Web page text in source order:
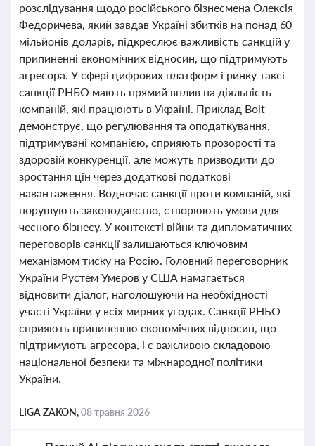
розслідування щодо російського бізнесмена Олексія
Федоричева, який завдав Україні збитків на понад 60
мільйонів доларів, підкреслює важливість санкцій у
припиненні економічних відносин, що підтримують
агресора. У сфері цифрових платформ і ринку таксі
санкції РНБО мають прямий вплив на діяльність
компаній, які працюють в Україні. Приклад Bolt
демонструє, що регулювання та оподаткування,
підтримувані компанією, сприяють прозорості та
здоровій конкуренції, але можуть призводити до
зростання цін через додаткові податкові
навантаження. Водночас санкції проти компаній, які
порушують законодавство, створюють умови для
чесного бізнесу. У контексті війни та дипломатичних
переговорів санкції залишаються ключовим
механізмом тиску на Росію. Головний переговорник
України Рустем Умєров у США намагається
відновити діалог, наголошуючи на необхідності
участі України у всіх мирних угодах. Санкції РНБО
сприяють припиненню економічних відносин, що
підтримують агресора, і є важливою складовою
національної безпеки та міжнародної політики
України.
LIGA ZAKON,08 травня 2026